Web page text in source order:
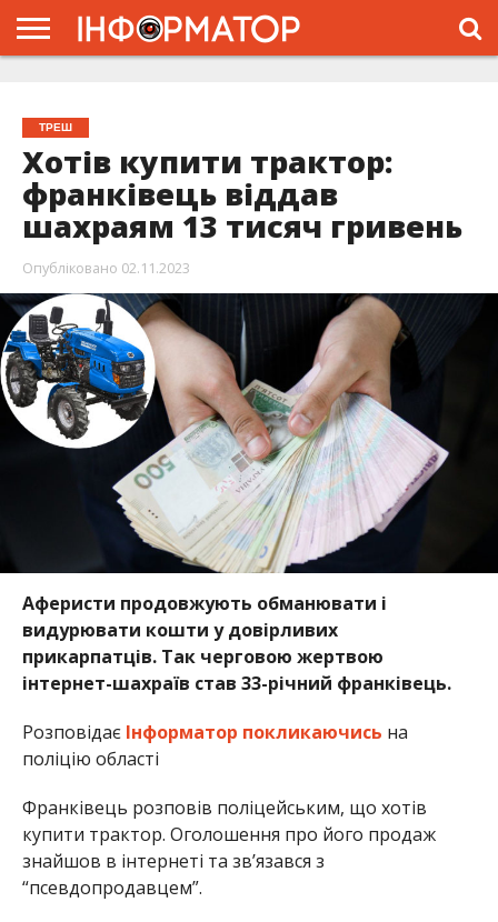
ТРЕШ
Хотів купити трактор:
франківець віддав
шахраям 13 тисяч гривень
Опубліковано 02.11.2023
Аферисти продовжують обманювати і
видурювати кошти у довірливих
прикарпатців. Так черговою жертвою
інтернет-шахраїв став 33-річний франківець.
Розповідає Інформатор покликаючись на
поліцію області
Франківець розповів поліцейським, що хотів
купити трактор. Оголошення про його продаж
знайшов в інтернеті та зв’язався з
“псевдопродавцем”.